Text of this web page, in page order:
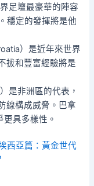
足壇最豪華的陣容
穩定的發揮將是他
）是近年來世界
拔和豐富經驗將是
是非洲區的代表，
線構成威脅。巴拿
具多樣性。
西亞篇：黃金世代